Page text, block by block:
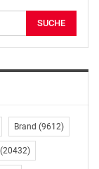
uns bei
wo die
Sprung
Brand (9612)
(20432)